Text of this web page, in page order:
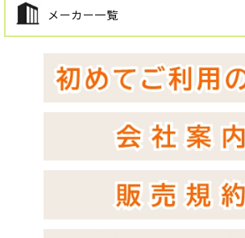
メーカー一覧